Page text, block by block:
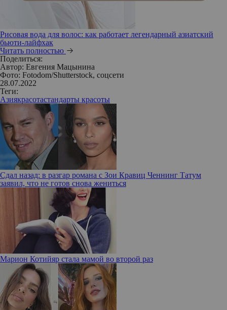
Рисовая вода для волос: как работает легендарный азиатский
бьюти-лайфхак
Читать полностью
Поделиться:
Автор: Евгения Мацынина
Фото: Fotodom/Shutterstock, соцсети
28.07.2022
Теги:
Азиякрасотастандарты красоты
Сдал назад: в разгар романа с Зои Кравиц Ченнинг Татум
заявил, что не готов снова жениться
Марион Котийяр стала мамой во второй раз